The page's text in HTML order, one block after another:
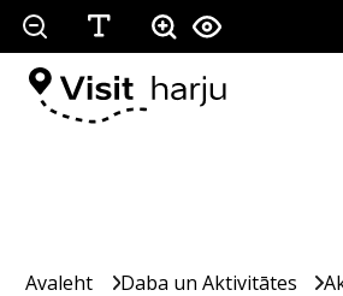
Avaleht Daba un Aktivitātes